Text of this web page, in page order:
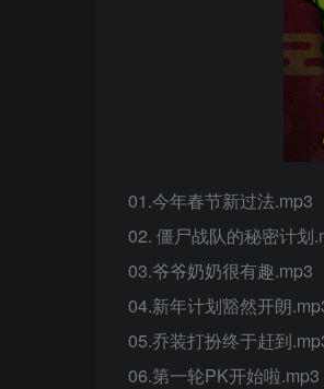
01.今年春节新过法.mp3
02. 僵尸战队的秘密计划
03.爷爷奶奶很有趣.mp3
04.新年计划豁然开朗
05.乔装打扮终于赶到
06.第一轮PK开始啦.mp3